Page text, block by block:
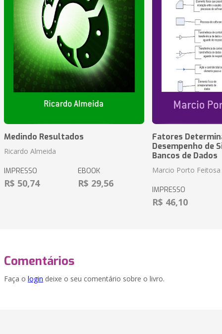
Medindo Resultados
Ricardo Almeida
IMPRESSO
R$ 50,74
EBOOK
R$ 29,56
Fatores
Desempenho de
Bancos de Dados
Marcio Porto Feitosa
IMPRESSO
R$ 46,10
Comentários
Faça o login deixe o seu comentário sobre o livro.